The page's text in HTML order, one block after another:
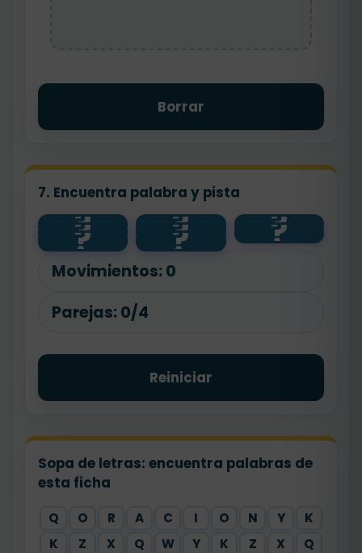
Borrar
7. Encuentra palabra y pista
?
feliz ?
pan ?
flor
?
floristería ?
panadero ?
contento
?
bajo ?
alto
Movimientos: 0
Parejas: 0/4
Reiniciar
Sopa de letras: encuentra palabras de
esta ficha
Q O R A C I O N Y
K
K
Z X Q W Y K Z X
Q